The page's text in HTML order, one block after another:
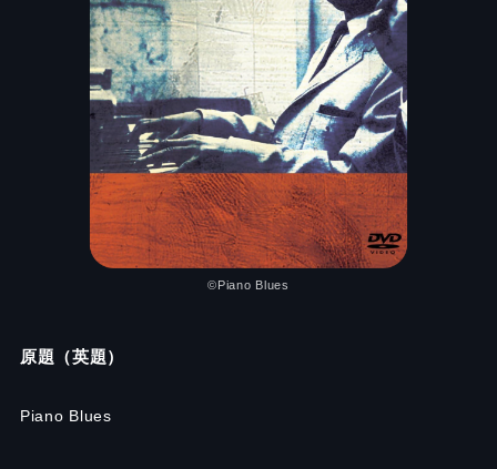
©Piano Blues
原題（英題）
Piano Blues